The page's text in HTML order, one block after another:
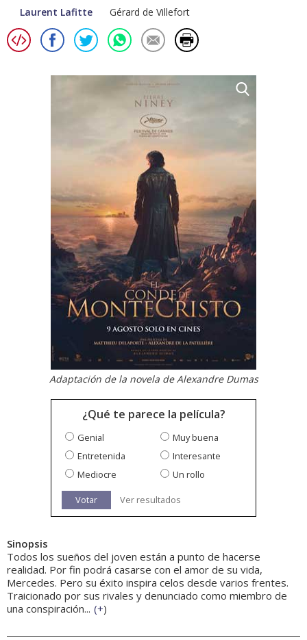
Laurent Lafitte
Gérard de Villefort
Adaptación de la novela de Alexandre Dumas
¿Qué te parece la película?
Genial
Muy buena
Entretenida
Interesante
Mediocre
Un rollo
Votar Ver resultados
Sinopsis
Todos los sueños del joven están a punto de hacerse
realidad. Por fin podrá casarse con el amor de su vida,
Mercedes. Pero su éxito inspira celos desde varios frentes.
Traicionado por sus rivales y denunciado como miembro de
una conspiración... (+)